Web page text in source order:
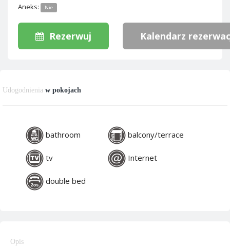
Aneks: Nie
Rezerwuj Kalendarz
Udogodnienia w pokojach
bathroom balcony/terrace
tv Internet
double bed
Opis